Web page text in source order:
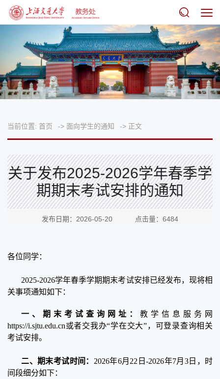
当前位置: 首页 -> 面向学生的通知 -> 正文
关于发布2025-2026学年春季学
期期末考试安排的通知
发布日期：2026-05-20 点击量： 6484
各位同学：
2025-2026学年春季学期期末考试安排已经发布，现将相
关事项通知如下：
一、期末考试查询网址：教学信息服务网
https://i.sjtu.edu.cn或者交我办“学在交大”，可登录查询相关
考试安排。
二、期末考试时间： 2026年6月22日-2026年7月3日，时
间段细分如下：